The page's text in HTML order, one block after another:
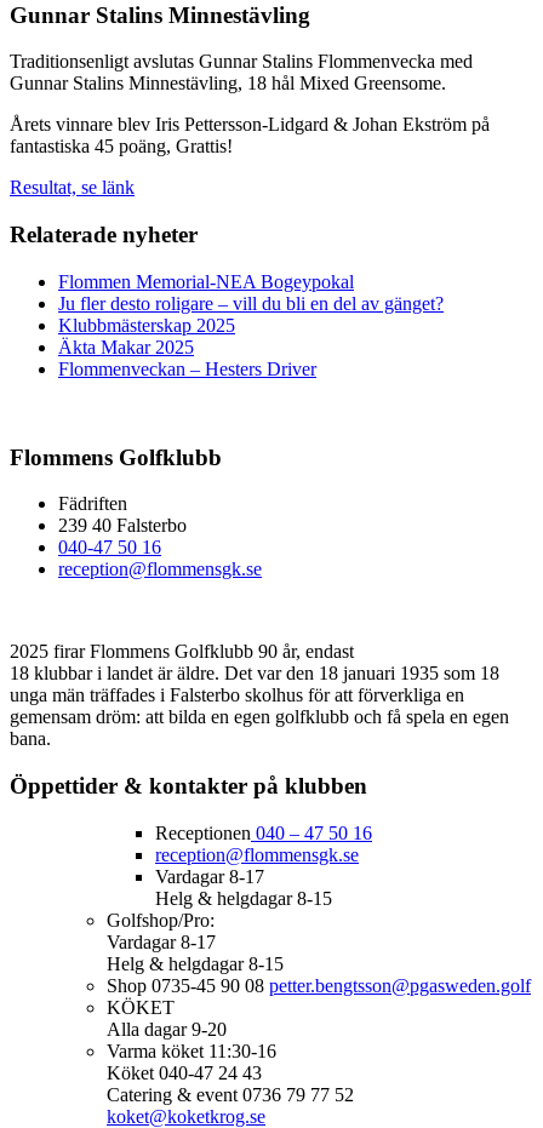
Gunnar Stalins Minnestävling
Traditionsenligt avslutas Gunnar Stalins Flommenvecka med
Gunnar Stalins Minnestävling, 18 hål Mixed Greensome.
Årets vinnare blev Iris Pettersson-Lidgard & Johan Ekström på
fantastiska 45 poäng, Grattis!
Resultat, se länk
Relaterade nyheter
Flommen Memorial-NEA Bogeypokal
Ju fler desto roligare – vill du bli en del av gänget?
Klubbmästerskap 2025
Äkta Makar 2025
Flommenveckan – Hesters Driver
Flommens Golfklubb
Fädriften
239 40 Falsterbo
040-47 50 16
reception@flommensgk.se
2025 firar Flommens Golfklubb 90 år, endast
18 klubbar i landet är äldre. Det var den 18 januari 1935 som 18
unga män träffades i Falsterbo skolhus för att förverkliga en
gemensam dröm: att bilda en egen golfklubb och få spela en egen
bana.
Öppettider & kontakter på klubben
Receptionen 040 – 47 50 16
reception@flommensgk.se
Vardagar 8-17
Helg & helgdagar 8-15
Golfshop/Pro:
Vardagar 8-17
Helg & helgdagar 8-15
Shop 0735-45 90 08 petter.bengtsson@pgasweden.golf
KÖKET
Alla dagar 9-20
Varma köket 11:30-16
Köket 040-47 24 43
Catering & event 0736 79 77 52
koket@koketkrog.se